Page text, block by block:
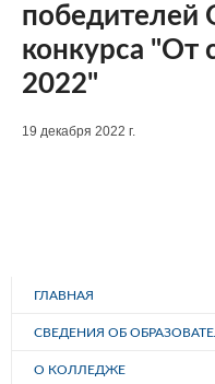
победителей
конкурса "От
2022"
19 декабря 2022 г.
ГЛАВНАЯ
СВЕДЕНИЯ ОБ
О КОЛЛЕДЖЕ